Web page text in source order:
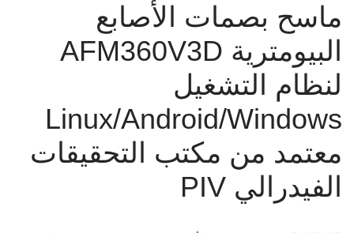
ماسح بصمات الأصابع
البيومترية AFM360V3D
لنظام التشغيل
Linux/Android/Windows
معتمد من مكتب التحقيقات
الفيدرالي PIV